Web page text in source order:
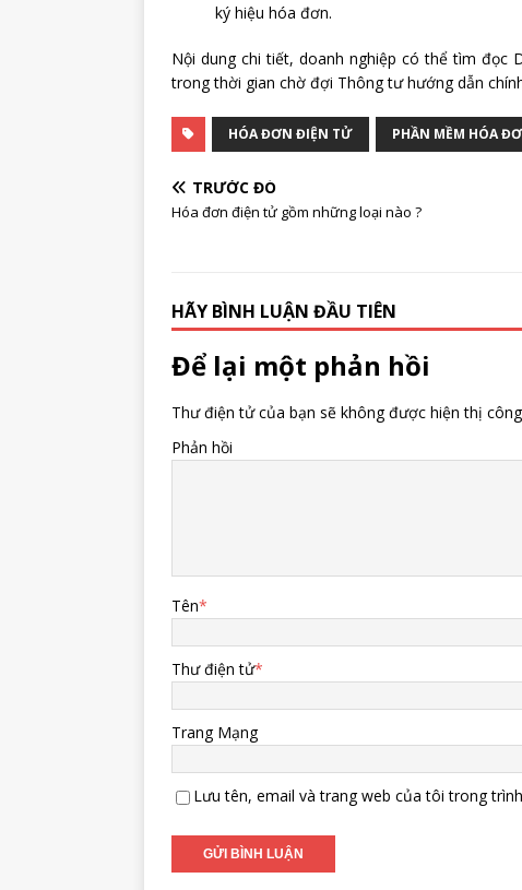
ký hiệu hóa đơn.
Nội dung chi tiết, doanh nghiệp có thể tìm
trong thời gian chờ đợi Thông tư hướng dẫn
HÓA ĐƠN ĐIỆN TỬ PHẦN MỀM HÓA
TRƯỚC ĐÓ
Hóa đơn điện tử gồm những loại nào ?
HÃY BÌNH LUẬN ĐẦU TIÊN
Để lại một phản hồi
Thư điện tử của bạn sẽ không được hiện thị
Phản hồi
Tên*
Thư điện tử*
Trang Mạng
Lưu tên, email và trang web của tôi trong